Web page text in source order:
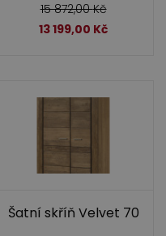
15 872,00Kč
13 199,00 Kč
Šatní skříň Velvet 70